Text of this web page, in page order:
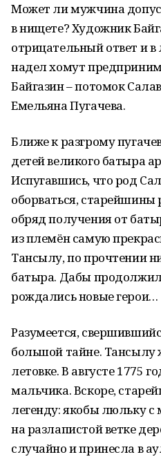
Может ли мужчина
в нищете? Художник
отрицательный ответ и
надел хомут
Байгазин – потомок
Емельяна Пугачева.
Ближе к разгрому
детей великого батыра
Испугавшись, что род
оборваться,
обряд получения от
из племён самую
Тансылу, по прочтении
батыра. Дабы
рождались новые герои…
Разумеется,
большой тайне. Тансылу
летовке. В августе 1775
мальчика. Вскоре,
легенду: якобы люльку
на разлапистой ветке
случайно и принесла в